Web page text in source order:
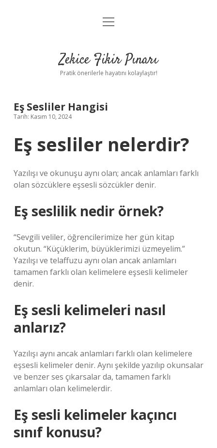
Anasayfa
Yasal Uyarı
menüyü
Zekice Fikir Pınarı
Pratik önerilerle hayatını kolaylaştır!
Eş Sesliler Hangisi
Tarih: Kasım 10, 2024
Eş sesliler nelerdir?
Yazılışı ve okunuşu aynı olan; ancak anlamları farklı
olan sözcüklere eşsesli sözcükler denir.
Eş seslilik nedir örnek?
“Sevgili veliler, öğrencilerimize her gün kitap
okutun. “Küçüklerim, büyüklerimizi üzmeyelim.”
Yazılışı ve telaffuzu aynı olan ancak anlamları
tamamen farklı olan kelimelere eşsesli kelimeler
denir.
Eş sesli kelimeleri nasıl
anlarız?
Yazılışı aynı ancak anlamları farklı olan kelimelere
eşsesli kelimeler denir. Aynı şekilde yazılıp okunsalar
ve benzer ses çıkarsalar da, tamamen farklı
anlamları olan kelimelerdir.
Eş sesli kelimeler kaçıncı
sınıf konusu?